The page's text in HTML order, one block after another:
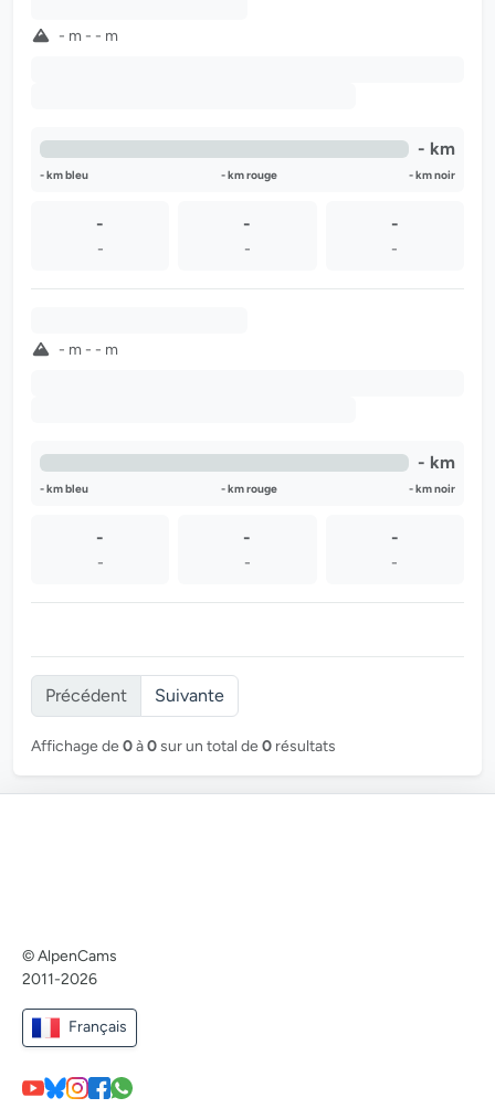
- m - - m
- km
- km bleu - km rouge - km noir
-
-
-
-
-
-
- m - - m
- km
- km bleu - km rouge - km noir
-
-
-
-
-
-
Précédent Suivante
Affichage de 0à0sur un total de 0 résultats
© AlpenCams
2011-2026
Français